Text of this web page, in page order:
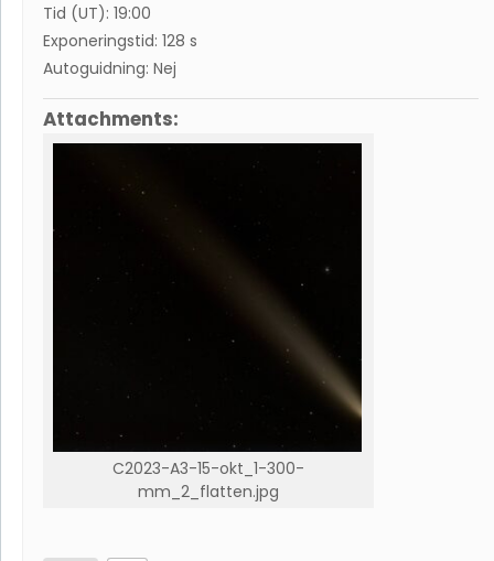
Tid (UT): 19:00
Exponeringstid: 128 s
Autoguidning: Nej
Attachments:
C2023-A3-15-okt_1-300-
mm_2_flatten.jpg